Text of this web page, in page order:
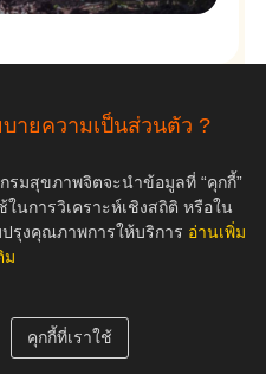
empty
ายความเป็นส่วนตัว ?
มสุขภาพจิตจะนำข้อมูลที่ “คุกกี้”
นการวิเคราะห์เชิงสถิติ หรือใน
รุงคุณภาพการให้บริการ อ่านเพิ่ม
ม
คุกกี้ที่เราใช้